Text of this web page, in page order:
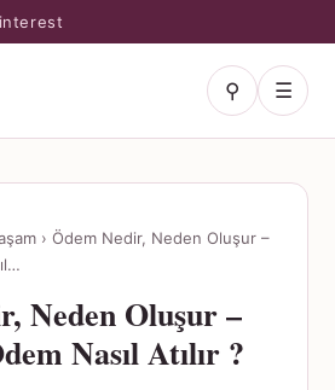
⚲ ☰
› Ödem Nedir, Neden Oluşur –
Neden Oluşur –
Nasıl Atılır ?